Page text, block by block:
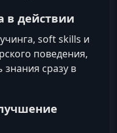
в действии
soft skills и
поведения,
сразу в